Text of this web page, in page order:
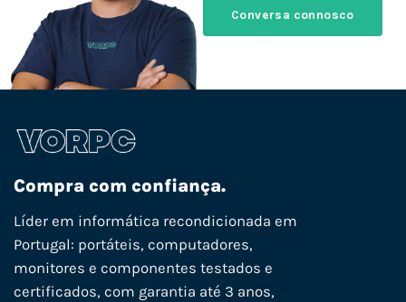
Conversa connosco
Compra com confiança.
Líder em informática recondicionada em
Portugal: portáteis, computadores,
monitores e componentes testados e
certificados, com garantia até 3 anos,